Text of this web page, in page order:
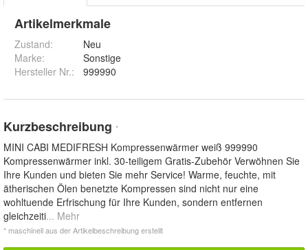
Artikelmerkmale
Zustand:
Neu
Marke:
Sonstige
Hersteller Nr.:
999990
Kurzbeschreibung *
MINI CABI MEDIFRESH Kompressenwärmer weiß 999990
Kompressenwärmer inkl. 30-teiligem Gratis-Zubehör Verwöhnen Sie
Ihre Kunden und bieten Sie mehr Service! Warme, feuchte, mit
ätherischen Ölen benetzte Kompressen sind nicht nur eine
wohltuende Erfrischung für Ihre Kunden, sondern entfernen
gleichzeiti... Mehr
* maschinell aus der Artikelbeschreibung erstellt